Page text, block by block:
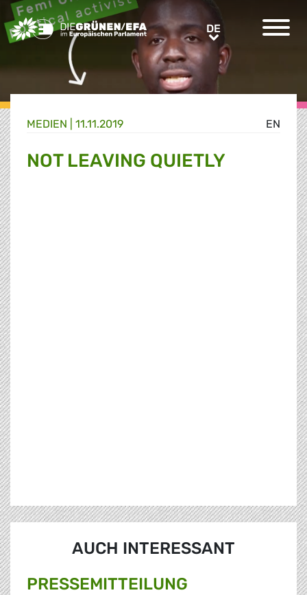
Greens/EFA Home DEDE
EN
MEDIEN 11.11.2019
NOT LEAVING QUIETLY
AUCH INTERESSANT
PRESSE­MITTEILUNG